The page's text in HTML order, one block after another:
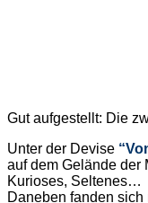
Gut aufgestellt: Die
Unter der Devise
auf dem Gelände der
Kurioses, Seltenes…
Daneben fanden